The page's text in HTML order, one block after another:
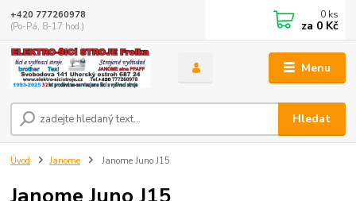
Menu
Hledat
+420 777260978
(Po-Pá, 8-17 hod.)
0 ks
za 0 Kč
Úvod Janome Janome Juno J15